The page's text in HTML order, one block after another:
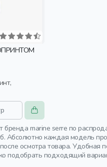
бренда marine serre по
каждая модель
осмотра товара. Удобная
подобрать подходящий